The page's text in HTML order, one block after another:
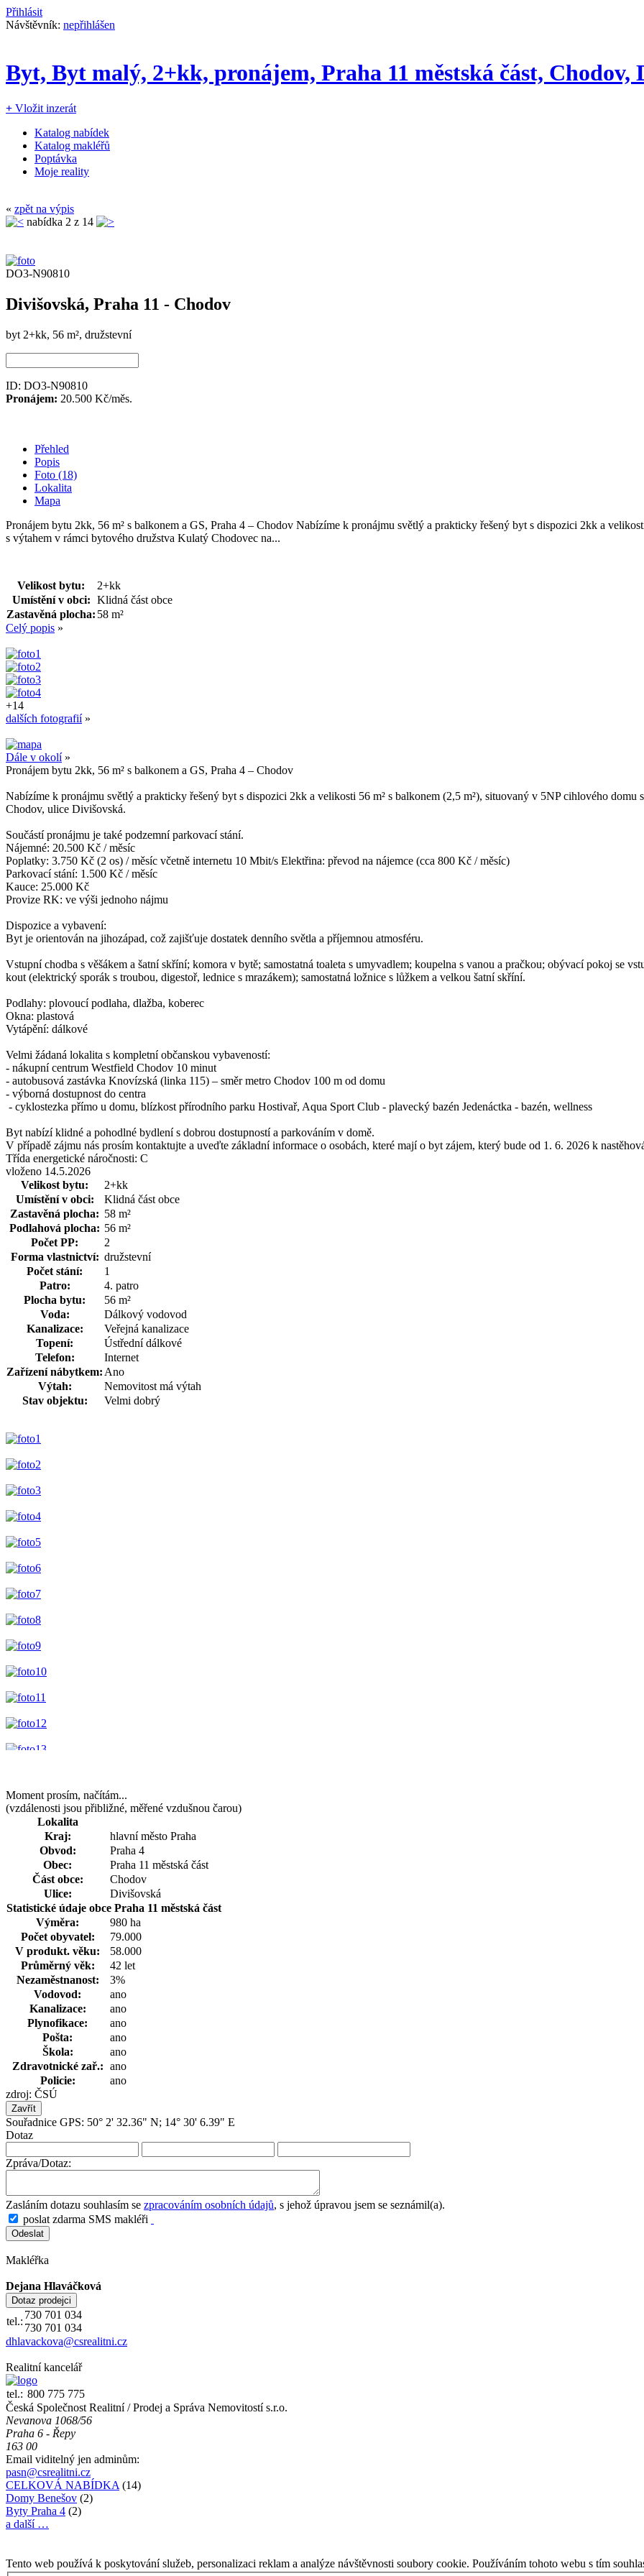
Přihlásit
Návštěvník: nepřihlášen
Byt, Byt malý, 2+kk, pronájem, Praha 11 městská část, Chodov,
+ Vložit inzerát
Katalog nabídek
Katalog makléřů
Poptávka
Moje reality
« zpět na výpis
nabídka 2 z 14
DO3-N90810
Divišovská, Praha 11 - Chodov
byt 2+kk, 56 m², družstevní
ID: DO3-N90810
Pronájem: 20.500 Kč/měs.
Přehled
Popis
Foto (18)
Lokalita
Mapa
Pronájem bytu 2kk, 56 m² s balkonem a GS, Praha 4 – Chodov Nabízíme k pronájmu světlý a prakticky řešený byt s dispozici 2kk a
s výtahem v rámci bytového družstva Kulatý Chodovec na...
Velikost bytu:
2+kk
Umístění v obci: Klidná část obce
Zastavěná plocha: 58 m²
Celý popis »
+14
dalších fotografií»
Dále v okolí»
Pronájem bytu 2kk, 56 m² s balkonem a GS, Praha 4 – Chodov
Nabízíme k pronájmu světlý a prakticky řešený byt s dispozici 2kk a velikosti 56 m² s balkonem (2,5 m²), situovaný v 5NP cihlového
Chodov, ulice Divišovská.
Součástí pronájmu je také podzemní parkovací stání.
Nájemné: 20.500 Kč / měsíc
Poplatky: 3.​750 Kč (2 os) /​ měsíc včetně internetu 10 Mbit/​s Elektřina: převod na nájemce (cca 800 Kč / měsíc)
Parkovací stání: 1.500 Kč / měsíc
Kauce: 25.000 Kč
Provize RK: ve výši jednoho nájmu
Dispozice a vybavení:
Byt je orientován na jihozápad, což zajišťuje dostatek denního světla a příjemnou atmosféru.​
Vstupní chodba s věšákem a šatní skříní; komora v bytě; samostatná toaleta s umyvadlem; koupelna s vanou a pračkou; obývací pokoj se
kout (elektrický sporák s troubou, digestoř, lednice s mrazákem); samostatná ložnice s lůžkem a velkou šatní skříní.
Podlahy: plovoucí podlaha, dlažba, koberec
Okna: plastová
Vytápění: dálkové
Velmi žádaná lokalita s kompletní občanskou vybaveností:
- nákupní centrum Westfield Chodov 10 minut
- autobusová zastávka Knovízská (linka 115) – směr metro Chodov 100 m od domu
- výborná dostupnost do centra
- cyklostezka přímo u domu, blízkost přírodního parku Hostivař, Aqua Sport Club - plavecký bazén Jedenáctka - bazén, wellness
Byt nabízí klidné a pohodlné bydlení s dobrou dostupností a parkováním v domě.
V případě zájmu nás prosím kontaktujte a uveďte základní informace o osobách, které mají o byt zájem, který bude od 1. 6. 2026 k
Třída energetické náročnosti: C
vloženo 14.5.2026
Velikost bytu:
2+kk
Umístění v obci:
Klidná část obce
Zastavěná plocha: 58 m²
Podlahová plocha: 56 m²
Počet PP:
2
Forma vlastnictví: družstevní
Počet stání:
1
Patro:
4. patro
Plocha bytu:
56 m²
Voda:
Dálkový vodovod
Kanalizace:
Veřejná kanalizace
Topení:
Ústřední dálkové
Telefon:
Internet
Zařízení nábytkem: Ano
Výtah:
Nemovitost má výtah
Stav objektu:
Velmi dobrý
Moment prosím, načítám...
(vzdálenosti jsou přibližné, měřené vzdušnou čarou)
Lokalita
Kraj:
hlavní město Praha
Obvod:
Praha 4
Obec:
Praha 11 městská část
Část obce:
Chodov
Ulice:
Divišovská
Statistické údaje obce Praha 11 městská část
Výměra:
980 ha
Počet obyvatel:
79.000
V produkt. věku:
58.000
Průměrný věk:
42 let
Nezaměstnanost:
3%
Vodovod:
ano
Kanalizace:
ano
Plynofikace:
ano
Pošta:
ano
Škola:
ano
Zdravotnické zař.: ano
Policie:
ano
zdroj: ČSÚ
Zavřít
Souřadnice GPS: 50° 2' 32.36" N; 14° 30' 6.39" E
Dotaz
Zpráva/Dotaz:
Zasláním dotazu souhlasím se zpracováním osobních údajů, s jehož úpravou jsem se seznámil(a).
poslat zdarma SMS makléři
Makléřka
Dejana Hlaváčková
tel.:
730 701 034
730 701 034
dhlavackova@csrealitni.cz
Realitní kancelář
tel.: 800 775 775
Česká Společnost Realitní / Prodej a Správa Nemovitostí s.r.o.
Nevanova 1068/56
Praha 6 - Řepy
163 00
Email viditelný jen adminům:
pasn@csrealitni.cz
CELKOVÁ NABÍDKA (14)
Domy Benešov (2)
Byty Praha 4 (2)
a další …
Tento web používá k poskytování služeb, personalizaci reklam a analýze návštěvnosti soubory cookie. Používáním tohoto webu s tím